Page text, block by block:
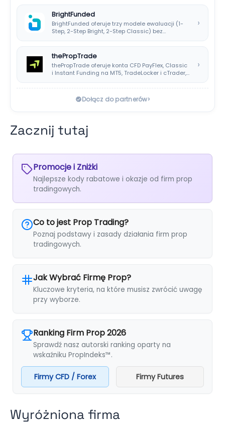
BrightFunded
BrightFunded oferuje trzy modele ewaluacji (1-
Step, 2-Step Bright, 2-Step Classic) bez
›
thePropTrade
thePropTrade oferuje konta CFD PayFlex, Classic
i Instant Funding na MT5, TradeLocker i cTrader,…
›
Dołącz do partnerów›
Zacznij tutaj
Promocje i Zniżki
Najlepsze kody rabatowe i okazje od firm prop
tradingowych.
Co to jest Prop Trading?
Poznaj podstawy i zasady działania firm prop
tradingowych.
Jak Wybrać Firmę Prop?
Kluczowe kryteria, na które musisz zwrócić uwagę
przy wyborze.
Ranking Firm Prop 2026
Sprawdź nasz autorski ranking oparty na
wskaźniku PropIndeks™.
Firmy CFD / Forex Firmy Futures
Wyróżniona firma